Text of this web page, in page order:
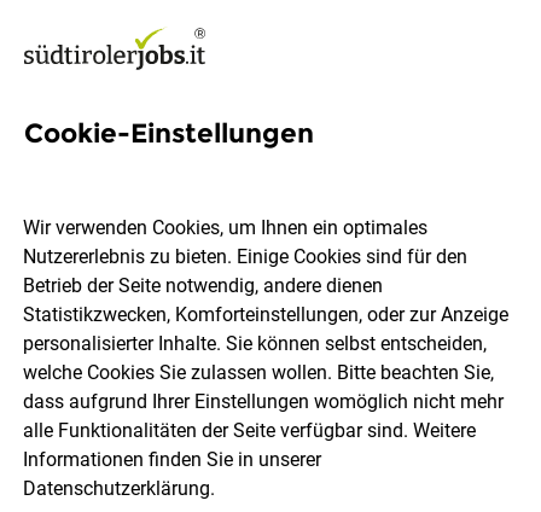
Initiativbewerbung -
Engel & Völkers Südtirol
Bozen, Meran, Bruneck, Brixen Vollzeit 20.07.2026
Cookie-Einstellungen
Wir verwenden Cookies, um Ihnen ein optimales
Nutzererlebnis zu bieten. Einige Cookies sind für den
Betrieb der Seite notwendig, andere dienen
Statistikzwecken, Komforteinstellungen, oder zur Anzeige
personalisierter Inhalte. Sie können selbst entscheiden,
welche Cookies Sie zulassen wollen. Bitte beachten Sie,
dass aufgrund Ihrer Einstellungen womöglich nicht mehr
alle Funktionalitäten der Seite verfügbar sind. Weitere
Informationen finden Sie in unserer
Datenschutzerklärung.